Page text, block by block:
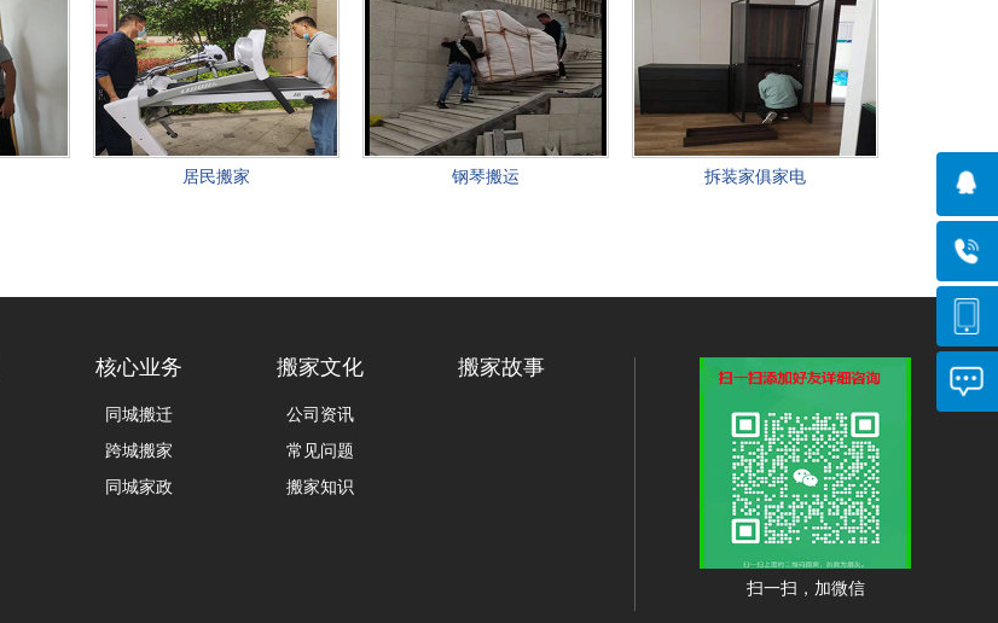
居民搬家 钢琴搬运 拆装家俱家电
核心业务
同城搬迁
跨城搬家
同城家政
搬家文化
公司资讯
常见问题
搬家知识
搬家故事
扫一扫，加微信